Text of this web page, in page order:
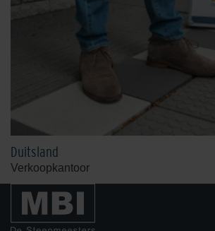
Duitsland
Verkoopkantoor